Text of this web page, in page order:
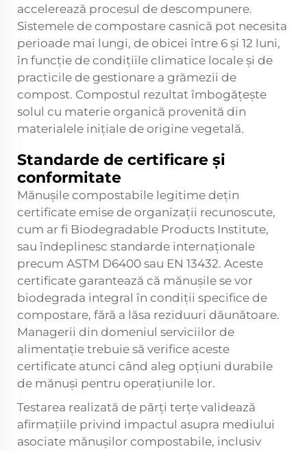
accelerează procesul de descompunere.
Sistemele de compostare casnică pot necesita
perioade mai lungi, de obicei între 6 și 12 luni,
în funcție de condițiile climatice locale și de
practicile de gestionare a grămezii de
compost. Compostul rezultat îmbogățește
solul cu materie organică provenită din
materialele inițiale de origine vegetală.
Standarde de certificare și
conformitate
Mănușile compostabile legitime dețin
certificate emise de organizații recunoscute,
cum ar fi Biodegradable Products Institute,
sau îndeplinesc standarde internaționale
precum ASTM D6400 sau EN 13432. Aceste
certificate garantează că mănușile se vor
biodegrada integral în condiții specifice de
compostare, fără a lăsa reziduuri dăunătoare.
Managerii din domeniul serviciilor de
alimentație trebuie să verifice aceste
certificate atunci când aleg opțiuni durabile
de mănuși pentru operațiunile lor.
Testarea realizată de părți terțe validează
afirmațiile privind impactul asupra mediului
asociate mănușilor compostabile, inclusiv